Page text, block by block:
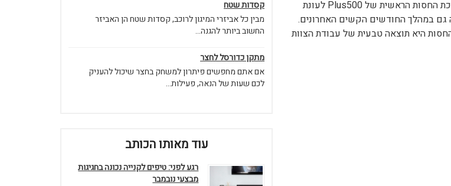
: אנו מאוד נלהבים לקראת הארכת החסות הראשית של Plus500 לעונת
גם במהלך החודשים הקשים האחרונים.
היא תוצאה טבעית של עבודת הצוות
קסדות שטח
מבין כל אביזרי המיגון לרוכב, קסדות שטח הן האביזר
החשוב ביותר להגנה...
מתקן כדורסל לחצר
אם אתם מחפשים פיתרון למשחק בחצר שיכול להעניק
לכם שעות של הנאה, פעילות...
עוד מאותו הכותב
רגע לפני: טיפים לקנייה נכונה בחגיגות
מבצעי נובמבר